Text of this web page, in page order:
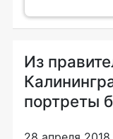
Из
портреты